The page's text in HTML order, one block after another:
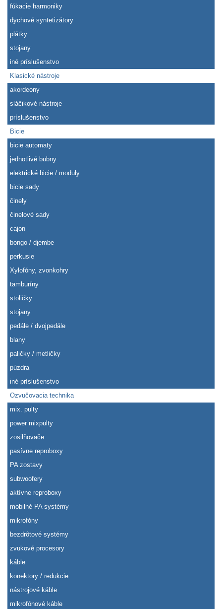
fúkacie harmoniky
dychové syntetizátory
plátky
stojany
iné príslušenstvo
Klasické nástroje
akordeony
sláčikové nástroje
príslušenstvo
Bicie
bicie automaty
jednotlivé bubny
elektrické bicie / moduly
bicie sady
činely
činelové sady
cajon
bongo / djembe
perkusie
Xylofóny, zvonkohry
tamburíny
stoličky
stojany
pedále / dvojpedále
blany
paličky / metličky
púzdra
iné príslušenstvo
Ozvučovacia technika
mix. pulty
power mixpulty
zosilňovače
pasívne reproboxy
PA zostavy
subwoofery
aktívne reproboxy
mobilné PA systémy
mikrofóny
bezdrôtové systémy
zvukové procesory
káble
konektory / redukcie
nástrojové káble
mikrofónové káble